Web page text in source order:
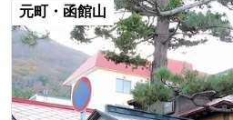
元町・函館山